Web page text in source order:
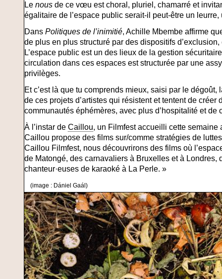
Le nous de ce vœu est choral, pluriel, chamarré et
égalitaire de l’espace public serait-il peut-être un
Dans Politiques de l’inimitié, Achille Mbembe affirme
de plus en plus structuré par des dispositifs
L’espace public est un des lieux de la gestion
circulation dans ces espaces est structurée par une
privilèges.
Et c’est là que tu comprends mieux, saisi par le dégoût,
de ces projets d’artistes qui résistent et tentent de
communautés éphémères, avec plus d’hospitalité et de
À l’instar de Caillou, un Filmfest accueilli cette semaine
Caillou propose des films sur/comme stratégies de
Caillou Filmfest, nous découvrirons des films où
de Matongé, des carnavaliers à Bruxelles et à Londres,
chanteur·euses de karaoké à La Perle. »
(image : Dániel Gaál)